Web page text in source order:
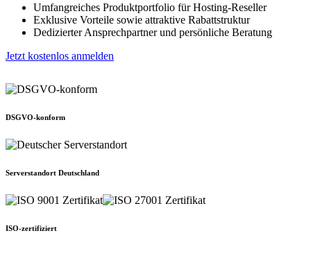
Umfangreiches Produktportfolio für Hosting-Reseller
Exklusive Vorteile sowie attraktive Rabattstruktur
Dedizierter Ansprechpartner und persönliche Beratung
Jetzt kostenlos anmelden
DSGVO-konform
Serverstandort Deutschland
ISO-zertifiziert